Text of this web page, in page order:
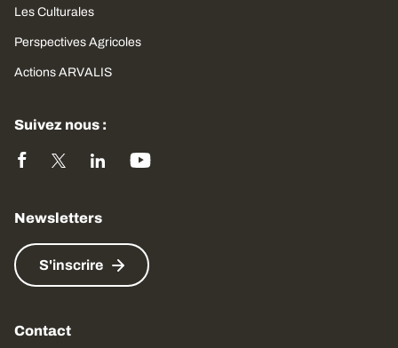
Les Culturales
Perspectives Agricoles
Actions ARVALIS
Suivez nous :
Newsletters
S'inscrire
Contact